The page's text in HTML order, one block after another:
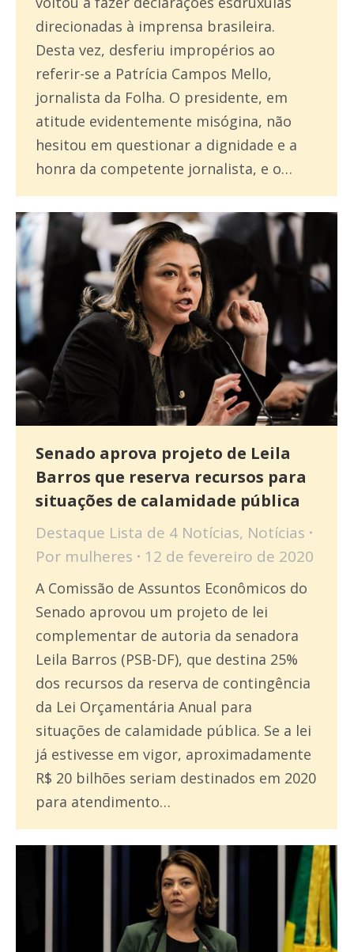
direcionadas à imprensa brasileira.
Desta vez, desferiu impropérios ao
referir-se a Patrícia Campos Mello,
jornalista da Folha. O presidente, em
atitude evidentemente misógina, não
hesitou em questionar a dignidade e a
honra da competente jornalista, e o…
Senado aprova projeto de Leila
Barros que reserva recursos para
situações de calamidade pública
Destaque Lista de 4 Notícias, Notícias
Por mulheres 12 de fevereiro de 2020
A Comissão de Assuntos Econômicos do
Senado aprovou um projeto de lei
complementar de autoria da senadora
Leila Barros (PSB-DF), que destina 25%
dos recursos da reserva de contingência
da Lei Orçamentária Anual para
situações de calamidade pública. Se a lei
já estivesse em vigor, aproximadamente
R$ 20 bilhões seriam destinados em 2020
para atendimento…